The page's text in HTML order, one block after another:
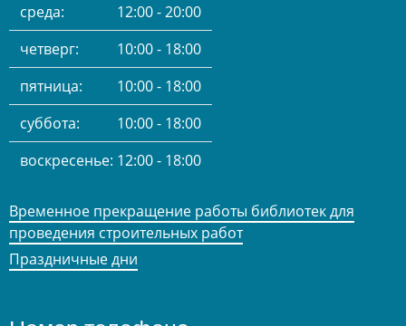
среда:
12:00 - 20:00
четверг:
10:00 - 18:00
пятница:
10:00 - 18:00
суббота:
10:00 - 18:00
воскресенье: 12:00 - 18:00
Временное прекращение работы библиотек для
проведения строительных работ
Праздничные дни